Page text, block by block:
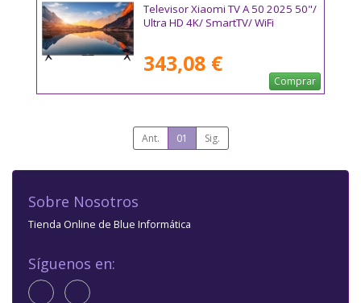
Televisor Xiaomi TV A 50 2025 50"/
Ultra HD 4K/ SmartTV/ WiFi
343,08 €
Comprar
Ant. 01 Sig.
Sobre Nosotros
Tienda Online de Blue Informática
Síguenos en: